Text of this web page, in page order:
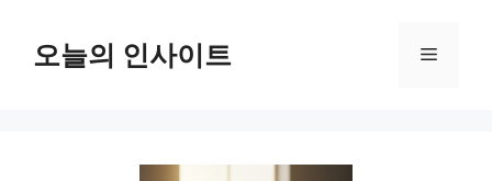
오늘의 인사이트 메